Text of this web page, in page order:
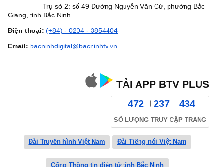
Trụ sở 2: số 49 Đường Nguyễn Văn Cừ, phường Bắc
Giang, tỉnh Bắc Ninh
Điện thoại: (+84) - 0204 - 3854404
Email: bacninhdigital@bacninhtv.vn
TẢI APP BTV PLUS
472 237 434
SỐ LƯỢNG TRUY CẬP TRANG
Đài Truyền hình Việt Nam Đài Tiếng nói Việt Nam
Cổng Thông tin điện tử tỉnh Bắc Ninh